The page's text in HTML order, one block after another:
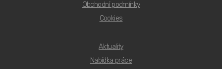
Obchodní podmínky
Cookies
Aktuality
Nabídka práce